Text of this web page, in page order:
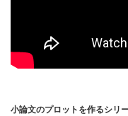
小論文のプロットを作るシリ